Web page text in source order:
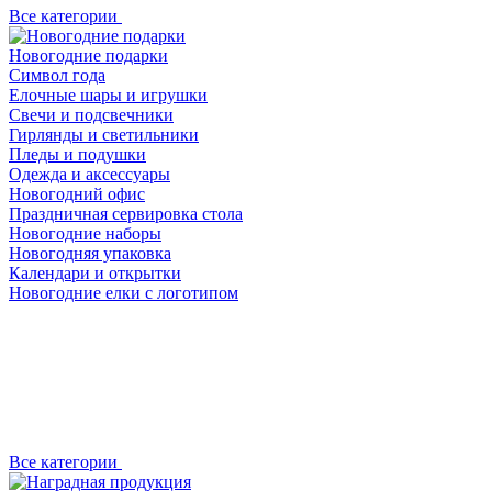
Все категории
Новогодние подарки
Символ года
Елочные шары и игрушки
Свечи и подсвечники
Гирлянды и светильники
Пледы и подушки
Одежда и аксессуары
Новогодний офис
Праздничная сервировка стола
Новогодние наборы
Новогодняя упаковка
Календари и открытки
Новогодние елки с логотипом
Все категории